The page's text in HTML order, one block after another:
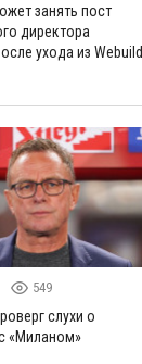
занять пост
директора
ухода из Webuild
549
слухи о
«Миланом»